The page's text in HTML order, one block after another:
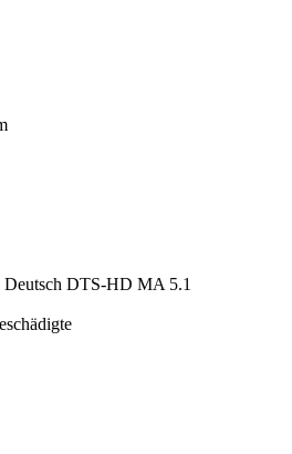
DTS-HD MA 5.1